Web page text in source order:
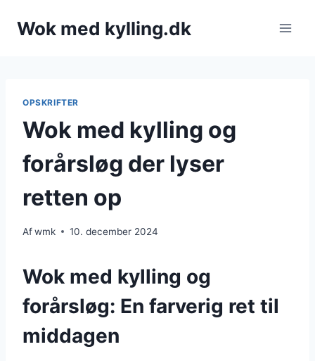
Wok med kylling.dk
OPSKRIFTER
Wok med kylling og
forårsløg der lyser
retten op
Afwmk 10. december 2024
Wok med kylling og
forårsløg: En farverig ret til
middagen